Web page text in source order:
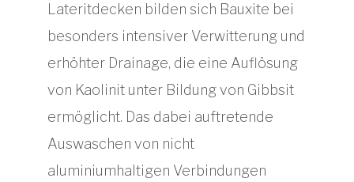
Lateritdecken bilden sich Bauxite bei
besonders intensiver Verwitterung und
erhöhter Drainage, die eine Auflösung
von Kaolinit unter Bildung von Gibbsit
ermöglicht. Das dabei auftretende
Auswaschen von nicht
aluminiumhaltigen Verbindungen